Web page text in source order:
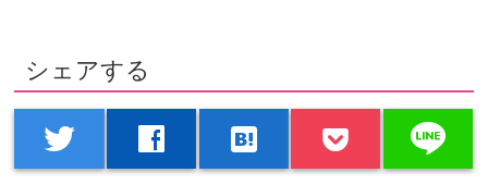
シェアする
twitter facebook hatenabookmark line